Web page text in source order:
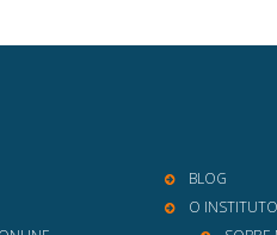
BLOG
O INSTITUTO